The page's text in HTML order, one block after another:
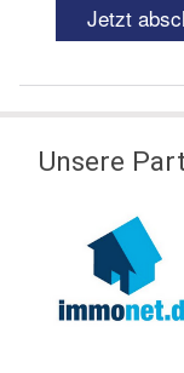
Unsere